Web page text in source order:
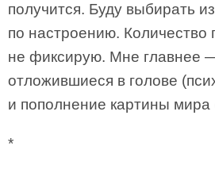
получится. Буду выбирать
по настроению. Количество
не фиксирую. Мне главнее
отложившиеся в голове
и пополнение картины мира
*